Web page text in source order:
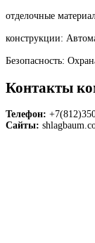
отделочные
конструкции:
Безопасность:
Контакты
Телефон:
Сайты: